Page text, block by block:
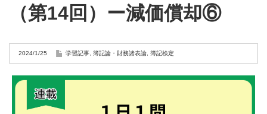
（第14回）ー減価償却⑥
2024/1/25 学習記事 簿記論・財務諸表論 簿記検定